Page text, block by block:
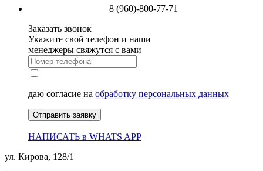
8 (960)-800-77-71
Заказать звонок
Укажите свой телефон и наши
менеджеры свяжутся с вами
даю согласие на обработку персональных данных
Отправить заявку
НАПИСАТЬ в WHATS APP
ул. Кирова, 128/1